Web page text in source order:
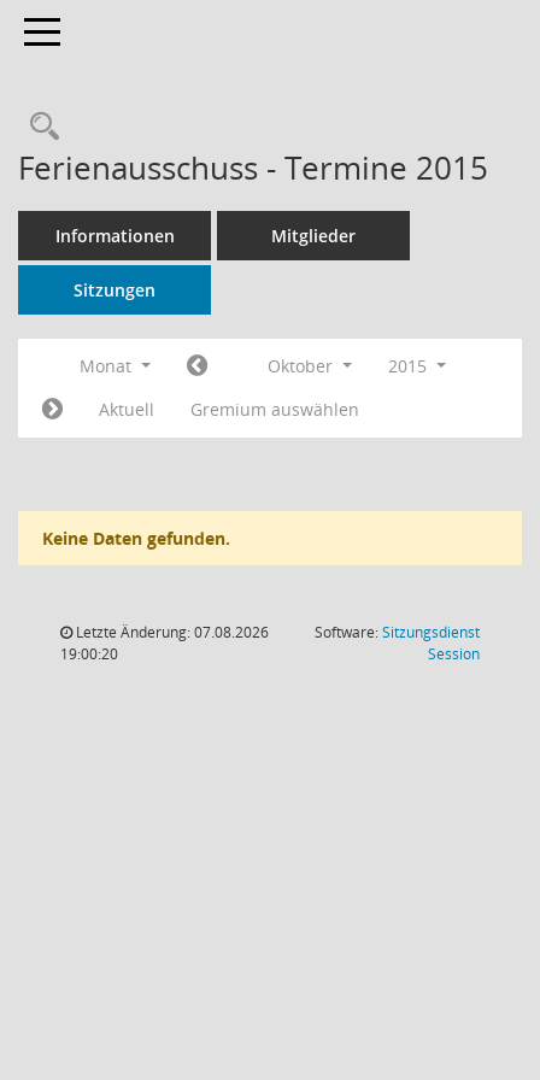
Toggle navigation
Rechercheauswahl
Ferienausschuss - Termine 2015
Informationen Mitglieder
Sitzungen
Monat Oktober
2015
Aktuell
Gremium auswählen
Keine Daten gefunden.
Letzte Änderung: 07.08.2026
19:00:20
Software:Sitzungsdienst
Session(Wird in